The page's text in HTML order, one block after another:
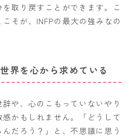
取り戻すことができます。こ
そが、INFPの最大の強みなの
界を心から求めている
や、心のこもっていないやり
かもしれません。「どうして
だろう？」と、不思議に思う